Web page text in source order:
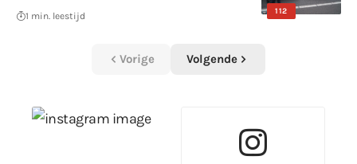
112
1 min. leestijd
Vorige Volgende